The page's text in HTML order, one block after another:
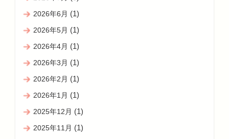
2026年6月 (1)
2026年5月 (1)
2026年4月 (1)
2026年3月 (1)
2026年2月 (1)
2026年1月 (1)
2025年12月 (1)
2025年11月 (1)